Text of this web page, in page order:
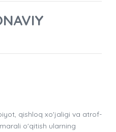
qishloq xo'jaligi va atrof-
o'qitish ularning